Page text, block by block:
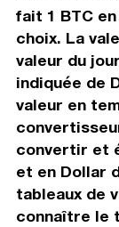
fait 1 BTC
choix. La
valeur du
indiquée de
valeur en
convertir et
et en Dollar
tableaux de
connaître le